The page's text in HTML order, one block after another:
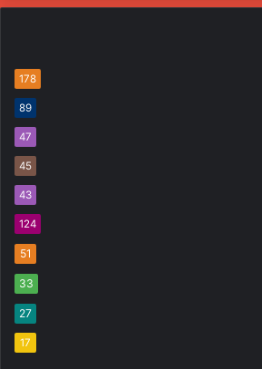
178
89
47
45
43
124
51
33
27
17